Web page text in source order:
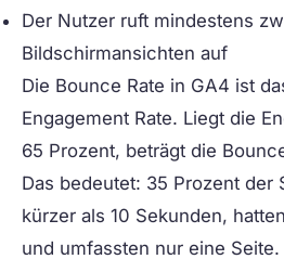
Der Nutzer ruft mindestens
Bildschirmansichten auf
Die Bounce Rate in GA4 ist
Engagement Rate. Liegt die
65 Prozent, beträgt die
Das bedeutet: 35 Prozent der
kürzer als 10 Sekunden,
und umfassten nur eine Seite.